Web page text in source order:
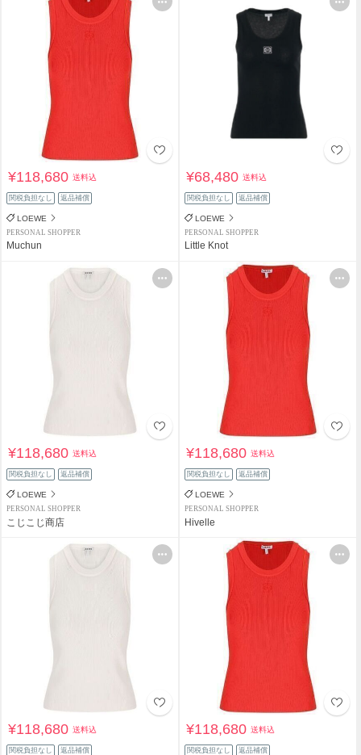
¥118,680送料込
関税負担なし 返品補償
LOEWE
PERSONAL SHOPPER
Muchun
¥68,480送料込
関税負担なし 返品補償
LOEWE
PERSONAL SHOPPER
Little Knot
¥118,680送料込
関税負担なし 返品補償
LOEWE
PERSONAL SHOPPER
こじこじ商店
¥118,680送料込
関税負担なし 返品補償
LOEWE
PERSONAL SHOPPER
Hivelle
¥118,680送料込
関税負担なし 返品補償
¥118,680送料込
関税負担なし 返品補償